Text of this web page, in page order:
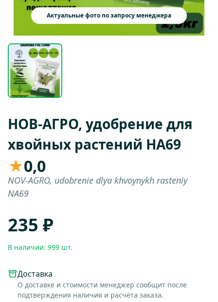
Актуальные фото по запросу менеджера
НОВ-АГРО, удобрение для
хвойных растений НА69
★0,0
NOV-AGRO, udobrenie dlya khvoynykh rasteniy
NA69
235 ₽
В наличии: 999 шт.
Доставка
О доставке и стоимости менеджер сообщит после
подтверждения наличия и расчёта заказа.